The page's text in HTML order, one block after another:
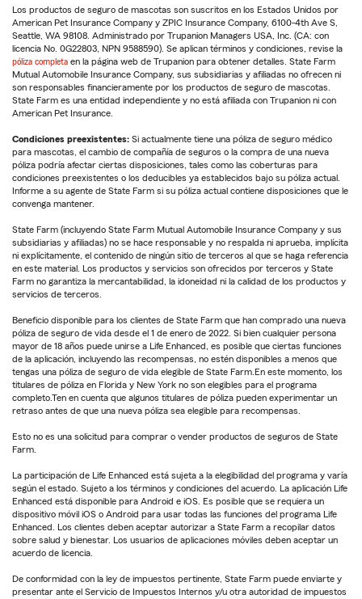
Los productos de seguro de mascotas son suscritos en los Estados Unidos por
American Pet Insurance Company y ZPIC Insurance Company, 6100-4th Ave S,
Seattle, WA 98108. Administrado por Trupanion Managers USA, Inc. (CA: con
licencia No. 0G22803, NPN 9588590). Se aplican términos y condiciones, revise la
póliza completa en la página web de Trupanion para obtener detalles. State Farm
Mutual Automobile Insurance Company, sus subsidiarias y afiliadas no ofrecen ni
son responsables financieramente por los productos de seguro de mascotas.
State Farm es una entidad independiente y no está afiliada con Trupanion ni con
American Pet Insurance.
Condiciones preexistentes: Si actualmente tiene una póliza de seguro médico
para mascotas, el cambio de compañía de seguros o la compra de una nueva
póliza podría afectar ciertas disposiciones, tales como las coberturas para
condiciones preexistentes o los deducibles ya establecidos bajo su póliza actual.
Informe a su agente de State Farm si su póliza actual contiene disposiciones que le
convenga mantener.
State Farm (incluyendo State Farm Mutual Automobile Insurance Company y sus
subsidiarias y afiliadas) no se hace responsable y no respalda ni aprueba, implícita
ni explícitamente, el contenido de ningún sitio de terceros al que se haga referencia
en este material. Los productos y servicios son ofrecidos por terceros y State
Farm no garantiza la mercantabilidad, la idoneidad ni la calidad de los productos y
servicios de terceros.
Beneficio disponible para los clientes de State Farm que han comprado una nueva
póliza de seguro de vida desde el 1 de enero de 2022. Si bien cualquier persona
mayor de 18 años puede unirse a Life Enhanced, es posible que ciertas funciones
de la aplicación, incluyendo las recompensas, no estén disponibles a menos que
tengas una póliza de seguro de vida elegible de State Farm.En este momento, los
titulares de póliza en Florida y New York no son elegibles para el programa
completo.Ten en cuenta que algunos titulares de póliza pueden experimentar un
retraso antes de que una nueva póliza sea elegible para recompensas.
Esto no es una solicitud para comprar o vender productos de seguros de State
Farm.
La participación de Life Enhanced está sujeta a la elegibilidad del programa y varía
según el estado. Sujeto a los términos y condiciones del acuerdo. La aplicación Life
Enhanced está disponible para Android e iOS. Es posible que se requiera un
dispositivo móvil iOS o Android para usar todas las funciones del programa Life
Enhanced. Los clientes deben aceptar autorizar a State Farm a recopilar datos
sobre salud y bienestar. Los usuarios de aplicaciones móviles deben aceptar un
acuerdo de licencia.
De conformidad con la ley de impuestos pertinente, State Farm puede enviarte y
presentar ante el Servicio de Impuestos Internos y/u otra autoridad de impuestos